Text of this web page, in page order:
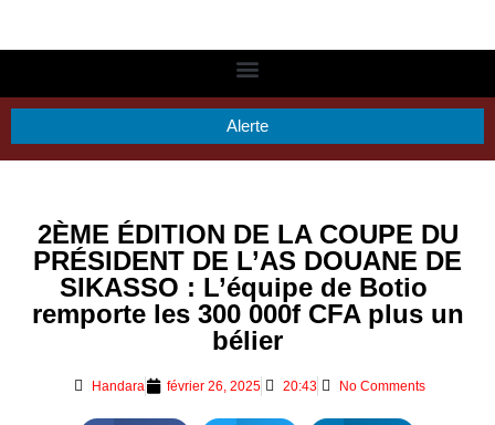
Alerte
2ÈME ÉDITION DE LA COUPE DU
PRÉSIDENT DE L’AS DOUANE DE
SIKASSO : L’équipe de Botio
remporte les 300 000f CFA plus un
bélier
Handara février 26, 2025 20:43 No Comments